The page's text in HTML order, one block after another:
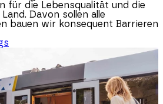
für die Lebensqualität und die
Davon sollen alle
bauen wir konsequent Barrieren